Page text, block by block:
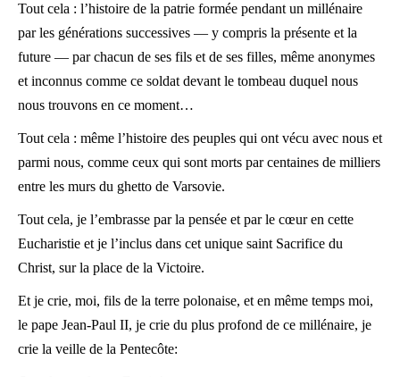
Tout cela : l’histoire de la patrie formée pendant un millénaire
par les générations successives — y compris la présente et la
future — par chacun de ses fils et de ses filles, même anonymes
et inconnus comme ce soldat devant le tombeau duquel nous
nous trouvons en ce moment…
Tout cela : même l’histoire des peuples qui ont vécu avec nous et
parmi nous, comme ceux qui sont morts par centaines de milliers
entre les murs du ghetto de Varsovie.
Tout cela, je l’embrasse par la pensée et par le cœur en cette
Eucharistie et je l’inclus dans cet unique saint Sacrifice du
Christ, sur la place de la Victoire.
Et je crie, moi, fils de la terre polonaise, et en même temps moi,
le pape Jean-Paul II, je crie du plus profond de ce millénaire, je
crie la veille de la Pentecôte: